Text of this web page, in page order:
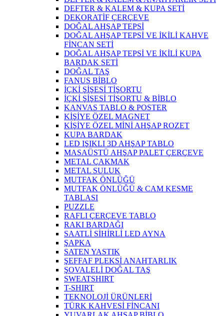
DEFTER & KALEM & KUPA SETİ
DEKORATİF ÇERÇEVE
DOĞAL AHŞAP TEPSİ
DOĞAL AHŞAP TEPSİ VE İKİLİ KAHVE
FİNCAN SETİ
DOĞAL AHŞAP TEPSİ VE İKİLİ KUPA
BARDAK SETİ
DOĞAL TAŞ
FANUS BİBLO
İÇKİ ŞİŞESİ TİŞORTU
İÇKİ ŞİŞESİ TİŞORTU & BİBLO
KANVAS TABLO & POSTER
KİŞİYE ÖZEL MAGNET
KİŞİYE ÖZEL MİNİ AHŞAP ROZET
KUPA BARDAK
LED IŞIKLI 3D AHŞAP TABLO
MASAÜSTÜ AHŞAP PALET ÇERÇEVE
METAL ÇAKMAK
METAL SULUK
MUTFAK ÖNLÜĞÜ
MUTFAK ÖNLÜĞÜ & CAM KESME
TABLASI
PUZZLE
RAFLI ÇERÇEVE TABLO
RAKI BARDAĞI
SAATLİ SİHİRLİ LED AYNA
ŞAPKA
SATEN YASTIK
ŞEFFAF PLEKSİ ANAHTARLIK
ŞOVALELİ DOĞAL TAŞ
SWEATSHIRT
T-SHIRT
TEKNOLOJİ ÜRÜNLERİ
TÜRK KAHVESİ FİNCANI